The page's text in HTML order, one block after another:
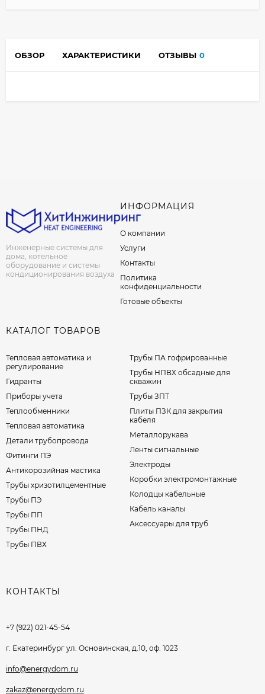
ОБЗОР ХАРАКТЕРИСТИКИ ОТЗЫВЫ 0
Инженерные системы для
дома, котельное
оборудование и системы
кондиционирования воздуха
ИНФОРМАЦИЯ
О компании
Услуги
Контакты
Политика
конфиденциальности
Готовые объекты
КАТАЛОГ ТОВАРОВ
Тепловая автоматика и
регулирование
Гидранты
Приборы учета
Теплообменники
Тепловая автоматика
Детали трубопровода
Фитинги ПЭ
Антикорозийная мастика
Трубы хризотилцементные
Трубы ПЭ
Трубы ПП
Трубы ПНД
Трубы ПВХ
Трубы ПА гофрированные
Трубы НПВХ обсадные для
скважин
Трубы ЗПТ
Плиты ПЗК для закрытия
кабеля
Металлорукава
Ленты сигнальные
Электроды
Коробки электромонтажные
Колодцы кабельные
Кабель каналы
Аксессуары для труб
КОНТАКТЫ
+7 (922) 021-45-54
г. Екатеринбург ул. Основинская, д.10, оф. 1023
info@energydom.ru
zakaz@energydom.ru